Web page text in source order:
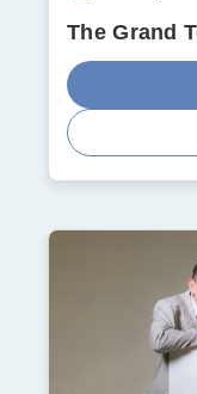
The Grand